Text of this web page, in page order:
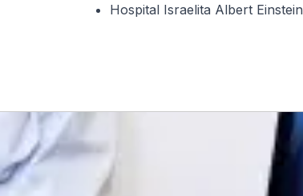
Hospital Israelita Albert Einstein